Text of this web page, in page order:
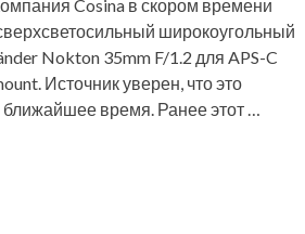
Cosina в скором времени
широкоугольный
Nokton 35mm F/1.2 для APS-C
Источник уверен, что это
ближайшее время. Ранее этот …